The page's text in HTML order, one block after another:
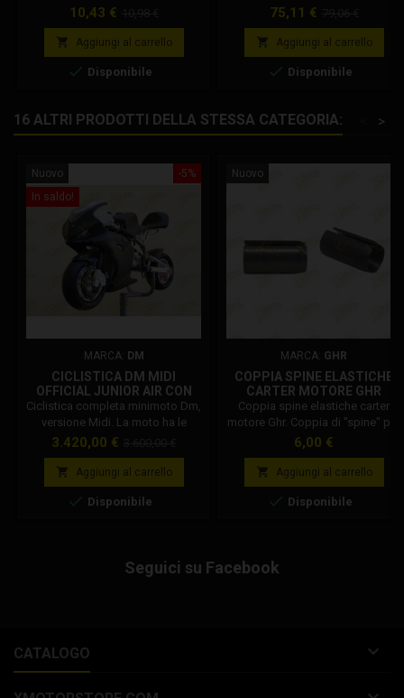
e svitare i tappi telaio in alluminio
ricavata dal pieno, in metallo,
garantendo misure precise e
resistenza all'utilizzo.
Prezzo
10,43 €
base
 Aggiungi al carrello
 Disponibile
Prezzo
75,11 €
base
 Aggiungi al carrello
 Disponibile
16 ALTRI PRODOTTI DELLA STESSA CATEGORIA: >
-5%
Nuovo
In saldo!
MARCA: DM
CICLISTICA DM MIDI
OFFICIAL JUNIOR AIR CON
FRENI IDRAULICI
Ciclistica completa minimoto Dm,
versione Midi. La moto ha le
stesse caratteristiche tecniche
seguenti particolari: Motore
completo di carburatore.
Marmitta con silenziatore. La
regolabile (nuova versione
Prezzo
3.420,00 €
base
 Aggiungi al carrello
 Disponibile
Nuovo
MARCA: GHR
COPPIA SPINE ELASTICHE
CARTER MOTORE GHR
Coppia spine elastiche carter
motore Ghr. Coppia di "spine" per
il montaggio del carter motore
diametro del foro inferiore del
carter, rendendolo di corretta
misura per il perno da 8mm.
Prezzo
6,00 €
 Aggiungi al carrello
 Disponibile
Seguici su Facebook
CATALOGO 